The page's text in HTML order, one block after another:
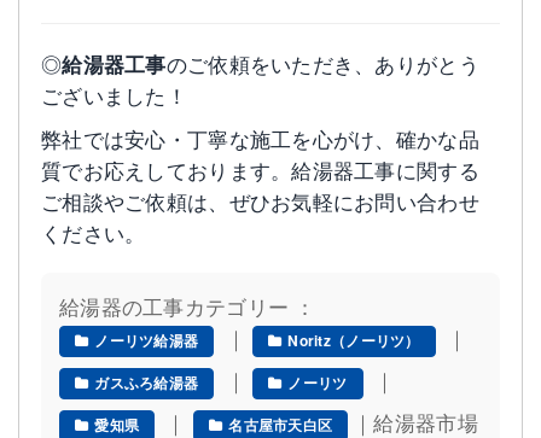
◎給湯器工事のご依頼をいただき、ありがとう
ございました！
弊社では安心・丁寧な施工を心がけ、確かな品
質でお応えしております。給湯器工事に関する
ご相談やご依頼は、ぜひお気軽にお問い合わせ
ください。
給湯器の工事カテゴリー ：
ノーリツ給湯器 ｜ Noritz（ノーリツ） ｜
ガスふろ給湯器 ｜ ノーリツ ｜
愛知県 ｜ 名古屋市天白区 ｜給湯器市場